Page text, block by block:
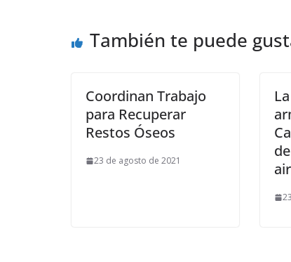
También te puede
Coordinan Trabajo
para Recuperar
Restos Óseos
23 de agosto de 2021